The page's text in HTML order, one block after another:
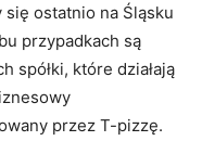
ostatnio na Śląsku
przypadkach są
spółki, które działają
przez T-pizzę.